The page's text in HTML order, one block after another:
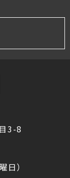
3-8
）